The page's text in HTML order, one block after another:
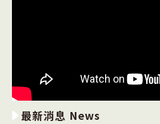
最新消息 News